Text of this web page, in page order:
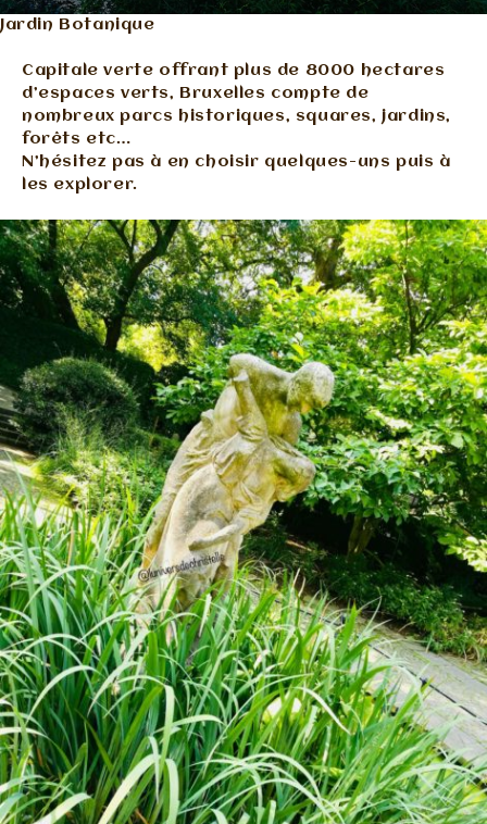
Jardin Botanique
Capitale verte offrant plus de 8000 hectares
d’espaces verts, Bruxelles compte de
nombreux parcs historiques, squares, jardins,
forêts etc…
N’hésitez pas à en choisir quelques-uns puis à
les explorer.